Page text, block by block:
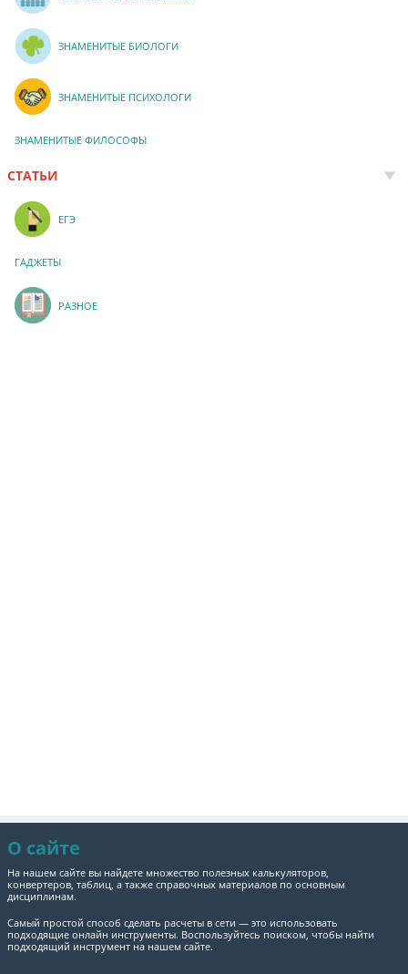
ЗНАМЕНИТЫЕ БИОЛОГИ
ЗНАМЕНИТЫЕ ПСИХОЛОГИ
ЗНАМЕНИТЫЕ ФИЛОСОФЫ
СТАТЬИ
ЕГЭ
ГАДЖЕТЫ
РАЗНОЕ
О сайте
На нашем сайте вы найдете множество полезных калькуляторов,
конвертеров, таблиц, а также справочных материалов по основным
дисциплинам.
Самый простой способ сделать расчеты в сети — это использовать
подходящие онлайн инструменты. Воспользуйтесь поиском, чтобы найти
подходящий инструмент на нашем сайте.